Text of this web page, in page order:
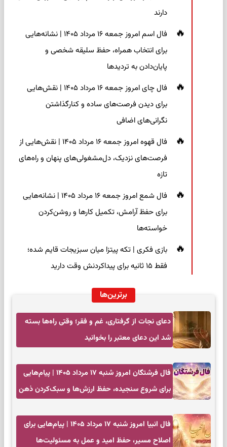
دارند
فال اسم امروز جمعه ۱۶ مرداد ۱۴۰۵ | نشانه‌هایی
برای انتخاب همراه، حفظ سلیقه شخصی و
پایان‌دادن به تردیدها
فال چای امروز جمعه ۱۶ مرداد ۱۴۰۵ | نقش‌هایی
برای دیدن فرصت‌های ساده و کنارگذاشتن
نگرانی‌های اضافی
فال قهوه امروز جمعه ۱۶ مرداد ۱۴۰۵ | نقش‌هایی از
فرصت‌های نزدیک، دل‌مشغولی‌های پنهان و راه‌های
تازه
فال شمع امروز جمعه ۱۶ مرداد ۱۴۰۵ | نشانه‌هایی
برای حفظ آرامش، تکمیل کارها و روشن‌کردن
خواسته‌ها
بازی فکری | تکه پیتزا میان سبزیجات قایم شده؛
فقط ۱۵ ثانیه برای پیداکردنش وقت دارید
برترین‌ها
دعای نجات از گرفتاری، غم و فقر؛ وقتی راه‌ها بسته
شد این دعای معتبر را بخوانید
فال فرشتگان امروز شنبه ۱۷ مرداد ۱۴۰۵ | پیام‌هایی
برای شروع سنجیده، حفظ ارزش‌ها و سبک‌کردن ذهن
فال انبیا امروز شنبه ۱۷ مرداد ۱۴۰۵ | پیام‌هایی برای
اصلاح مسیر، حفظ امید و عمل به مسئولیت‌ها